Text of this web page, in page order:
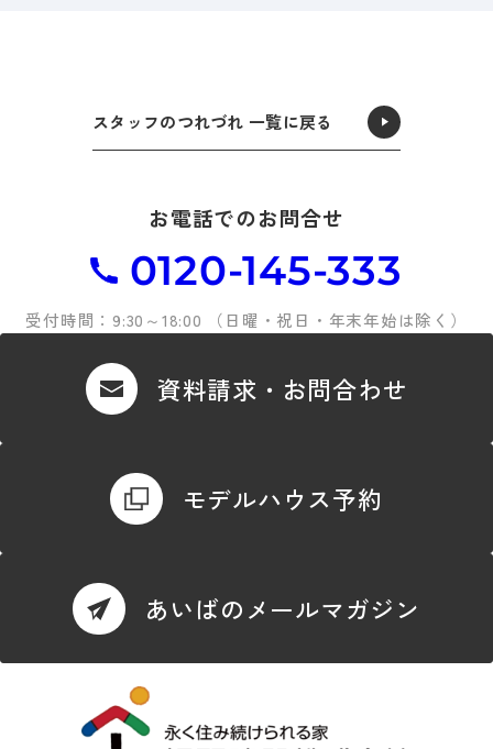
スタッフのつれづれ 一覧に戻る
お電話でのお問合せ
0120-145-333
受付時間：9:30～18:00 （日曜・祝日・年末年始は除く）
資料請求・お問合わせ
モデルハウス予約
あいばのメールマガジン